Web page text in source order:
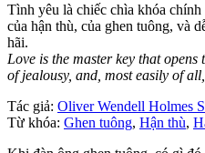
Tình yêu là chiếc chìa khóa
của hận thù, của ghen tuông, và
hãi.
Love is the master key that opens
of jealousy, and, most easily of
Tác giả: Oliver Wendell Holmes
Từ khóa: Ghen tuông, Hận thù,